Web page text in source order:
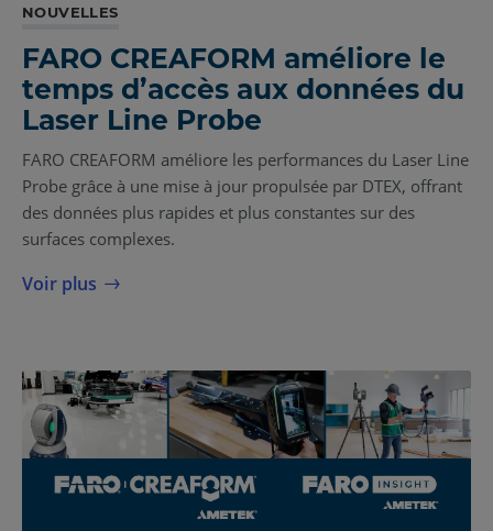
NOUVELLES
FARO CREAFORM améliore le
temps d’accès aux données du
Laser Line Probe
FARO CREAFORM améliore les performances du Laser Line
Probe grâce à une mise à jour propulsée par DTEX, offrant
des données plus rapides et plus constantes sur des
surfaces complexes.
Voir plus